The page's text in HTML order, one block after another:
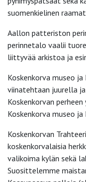
suomenkielinen
Aallon patteriston
perinnetalo vaalii
liittyvää arkistoa ja
Koskenkorva museo ja
viinatehtaan juurella
Koskenkorvan
Koskenkorva museo
Koskenkorvan
koskenkorvalaisia
valikoima kylän sekä
Suosittelemme